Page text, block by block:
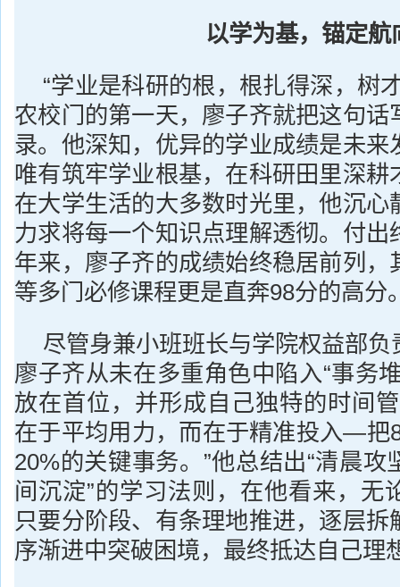
以学为基，锚定航
“学业是科研的根，根扎得深，树
农校门的第一天，廖子齐就把这句话
录。他深知，优异的学业成绩是未来
唯有筑牢学业根基，在科研田里深耕
在大学生活的大多数时光里，他沉心
力求将每一个知识点理解透彻。付出
年来，廖子齐的成绩始终稳居前列，
等多门必修课程更是直奔98分的高分
尽管身兼小班班长与学院权益部
廖子齐从未在多重角色中陷入“事务
放在首位，并形成自己独特的时间
在于平均用力，而在于精准投入—把
20%的关键事务。”他总结出“清晨攻
间沉淀”的学习法则，在他看来，无
只要分阶段、有条理地推进，逐层拆
序渐进中突破困境，最终抵达自己理